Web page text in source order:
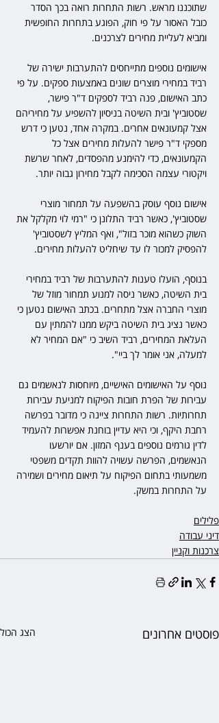
שתוכננו מראש. רשות התחרות רואה בכך הסדר
כובל האסור על פי חוק, הפוגע בתחרות החופשית
ומביא לעליית מחירים לצרכנים.
אישומים נוספים מתייחסים להתערבות ישירה של
רביד במחירי מוצרים שונים באמצעות ספקים. על פי
כתב האישום, פנה רביד לספקים ד"ר פישר,
שסטוביץ' ובית השיטה בניסיון להשפיע על מחיריהם
אצל קמעונאים אחרים. במקרה אחד, נטען כי דרש
מספקי ד"ר פישר להעלות מחירים אצל כל
הקמעונאים, כדי להימנע מהפסדים, לאחר שרשת
ויקטורי עצמה הסכימה לקבל מחירון גבוה יותר.
אישום נוסף עוסק בהשפעה על תמחור מוצרי
שסטוביץ', כאשר רביד התלונן כי "רמי לוי מקלקל את
השוק כשהוא מוכר בזול", ואף המליץ לשסטוביץ'
להפסיק למכור לו עד שיחליט להעלות מחירים.
בנוסף, הועלו טענות להתערבות של רביד במחירי
בית השיטה, כאשר ניסה למנוע תמחור מוזל של
מוצרי החברה אצל מתחרים. בכתב האישום נטען כי
כאשר נציג בית השיטה ביקש ממנו להמתין עם
העלאת המחירים, רביד השיב כי "אם המחיר לא
למעלה, אני אומר לך ביי".
נוסף על האישומים האישיים, מיוחסות לנאשמים גם
עבירות של הפרת חובות הפיקוח למניעת עבירות
תחרותיות. רשות התחרות ציינה כי מדובר בפרשה
רחבת היקף, וכי היא עדיין בוחנת אפשרות להעמיד
לדין גורמים נוספים בענף המזון. אם יורשעו
הנאשמים, הפרשה עשויה להוות תקדים משפטי
משמעותי בתחום הפיקוח על תיאום מחירים ושמירה
על התחרות במשק.
פלילים
דיני עבודה
צרכנות וקניין
פוסטים אחרונים הצג הכול